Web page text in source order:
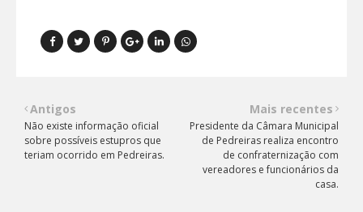
Mais recentes
Presidente da Câmara Municipal
de Pedreiras realiza encontro
de confraternização com
vereadores e funcionários da
casa.
Antigos
Não existe informação oficial
sobre possíveis estupros que
teriam ocorrido em Pedreiras.